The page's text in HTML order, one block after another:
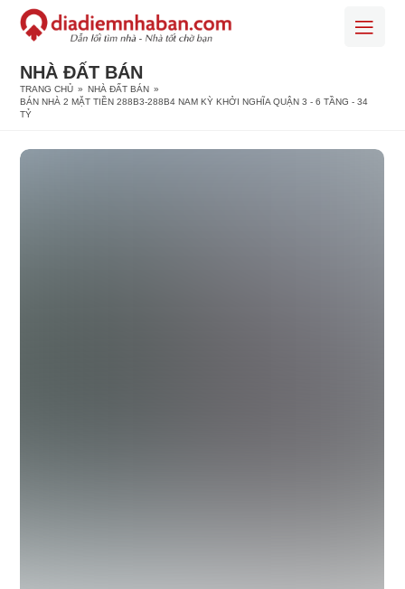
NHÀ ĐẤT BÁN
TRANG CHỦ » NHÀ ĐẤT BÁN »
BÁN NHÀ 2 MẶT TIỀN 288B3-288B4 NAM KỲ KHỞI NGHĨA QUẬN 3 - 6 TẦNG - 34
TỶ